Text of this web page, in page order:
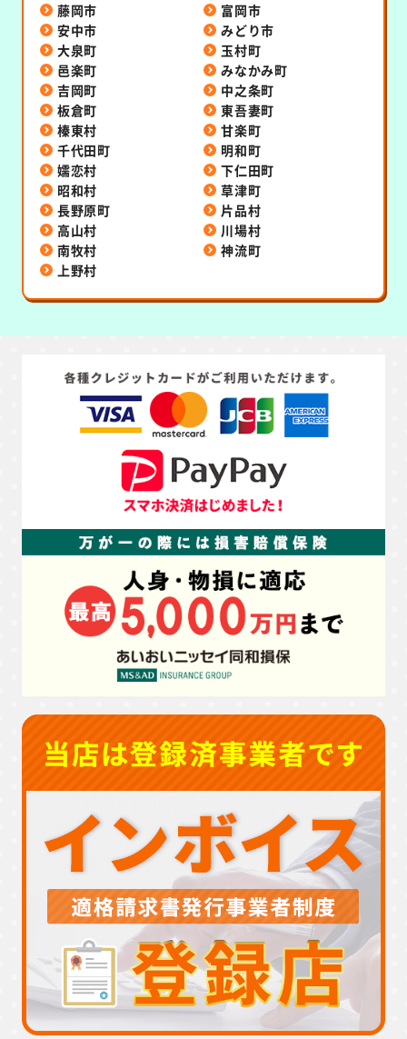
藤岡市
富岡市
安中市
みどり市
大泉町
玉村町
邑楽町
みなかみ町
吉岡町
中之条町
板倉町
東吾妻町
榛東村
甘楽町
千代田町
明和町
嬬恋村
下仁田町
昭和村
草津町
長野原町
片品村
高山村
川場村
南牧村
神流町
上野村